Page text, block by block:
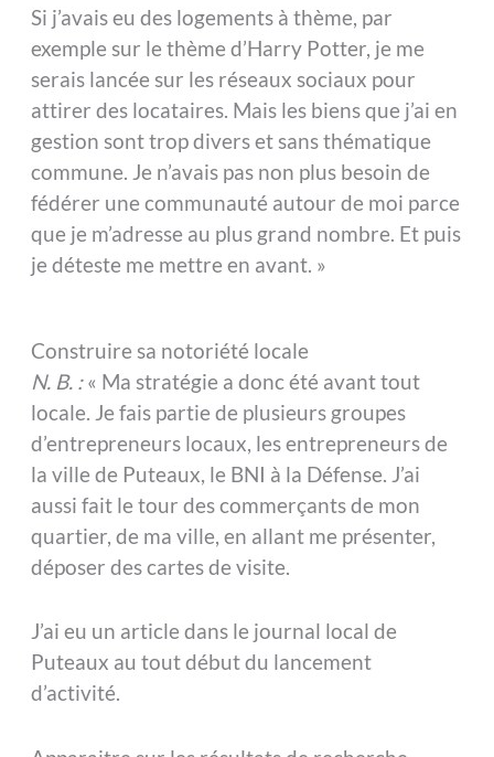
Si j’avais eu des logements à thème, par
exemple sur le thème d’Harry Potter, je me
serais lancée sur les réseaux sociaux pour
attirer des locataires. Mais les biens que j’ai en
gestion sont trop divers et sans thématique
commune. Je n’avais pas non plus besoin de
fédérer une communauté autour de moi parce
que je m’adresse au plus grand nombre. Et puis
je déteste me mettre en avant. »
Construire sa notoriété locale
N. B. :« Ma stratégie a donc été avant tout
locale. Je fais partie de plusieurs groupes
d’entrepreneurs locaux, les entrepreneurs de
la ville de Puteaux, le BNI à la Défense. J’ai
aussi fait le tour des commerçants de mon
quartier, de ma ville, en allant me présenter,
déposer des cartes de visite.
J’ai eu un article dans le journal local de
Puteaux au tout début du lancement
d’activité.